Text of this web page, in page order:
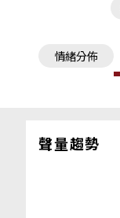
情緒分佈
聲量趨勢